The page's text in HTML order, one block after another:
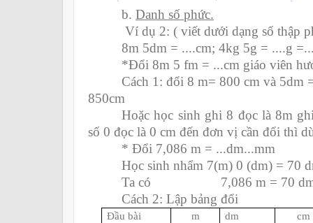
b. Danh số phức.
Ví dụ 2: ( viết dưới dạng số thập
8m 5dm = ....cm; 4kg 5g = ....g
*Đổi 8m 5 fm = ...cm giáo viên
Cách 1: đổi 8 m= 800 cm và 5dm
850cm
Hoặc học sinh ghi 8 đọc là 8m
số 0 đọc là 0 cm đến đơn vị cần đổi thì
* Đổi 7,086 m = ...dm...mm
Học sinh nhẩm 7(m) 0 (dm) = 70
Ta có 7,086 m = 70 dm
Cách 2: Lập bảng đổi
Đầu bài m dm cm